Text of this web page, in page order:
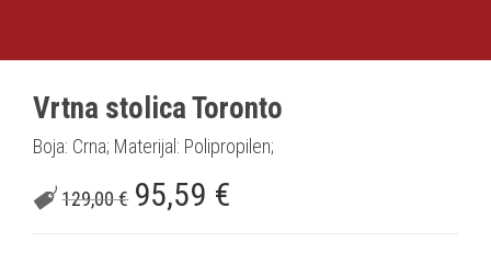
Vrtna stolica Toronto
Boja: Crna; Materijal: Polipropilen;
129,00€ 95,59 €